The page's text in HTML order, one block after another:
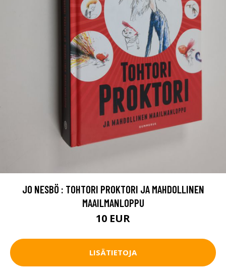
JO NESBÖ : TOHTORI PROKTORI JA MAHDOLLINEN
MAAILMANLOPPU
10 EUR
LISÄTIETOJA